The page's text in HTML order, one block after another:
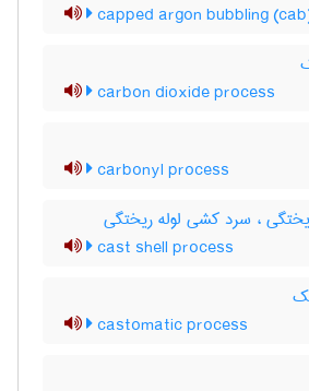
capped argon bubbling
carbon dioxide process
carbonyl process
، سرد کشی لوله ریختگی
cast shell process
castomatic process